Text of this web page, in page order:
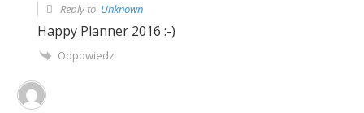
Reply to Unknown
Happy Planner 2016 :-)
Odpowiedz